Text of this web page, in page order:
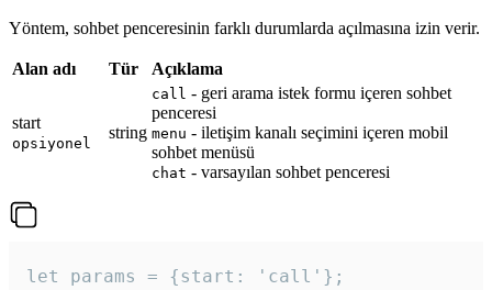
Yöntem, sohbet penceresinin farklı durumlarda açılmasına izin verir.
Alan adı Tür Açıklama
start
opsiyonel
string
call - geri arama istek formu içeren sohbet
penceresi
menu - iletişim kanalı seçimini içeren mobil
sohbet menüsü
chat - varsayılan sohbet penceresi
let params = {start: 'call'};